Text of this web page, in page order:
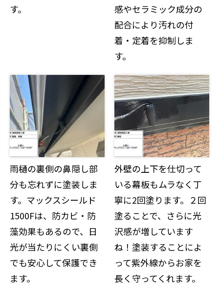
す。
感やセラミック成分の
配合により汚れの付
着・定着を抑制しま
す。
雨樋の裏側の鼻隠し部
分も忘れずに塗装しま
す。マックスシールド
1500Fは、防カビ・防
藻効果もあるので、日
光が当たりにくい裏側
でも安心して保護でき
ます。
外壁の上下を仕切って
いる幕板もムラなく丁
寧に2回塗ります。２回
塗ることで、さらに光
沢感が増しています
ね！塗装することによ
って紫外線からお家を
長く守ってくれます。